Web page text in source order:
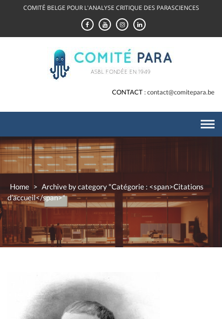
COMITÉ BELGE POUR L'ANALYSE CRITIQUE DES PARASCIENCES
CONTACT contact@comitepara.be
Home > Archive by category "Catégorie : <span>Citations
d’accueil</span>"